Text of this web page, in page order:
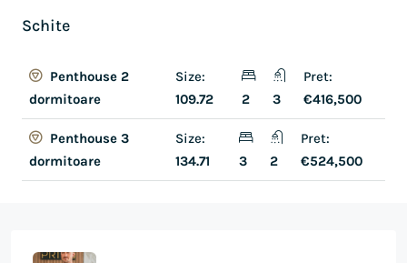
Schite
Penthouse 2
dormitoare
Size:
109.72
2 3
Pret:
€416,500
Penthouse 3
dormitoare
Size:
134.71
3 2
Pret:
€524,500